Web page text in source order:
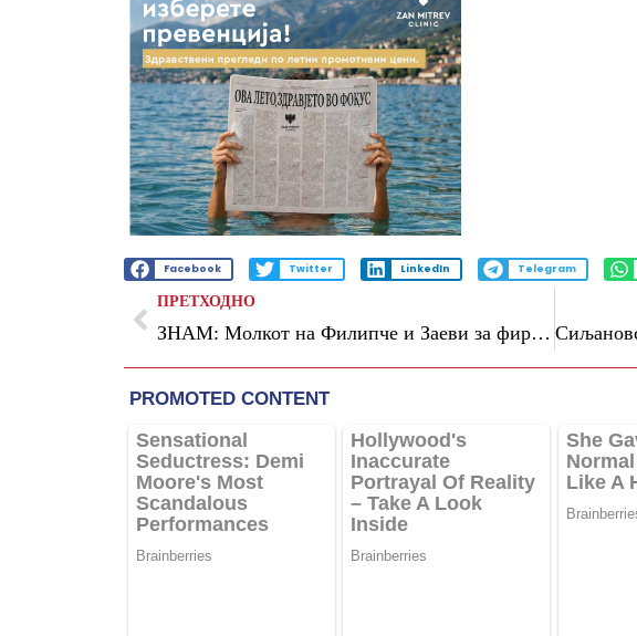
Facebook Twitter LinkedIn Telegram
ПРЕТХОДНО
ЗНАМ: Молкот на Филипче и Заеви за фирмите во Бугарија отвора сомнежи за конфликт на интереси